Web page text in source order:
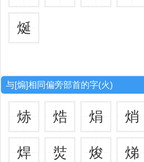
烻
与[煽]相同偏旁部首的字(火)
焃 焅 焆 焇
焊 焋 焌 焍